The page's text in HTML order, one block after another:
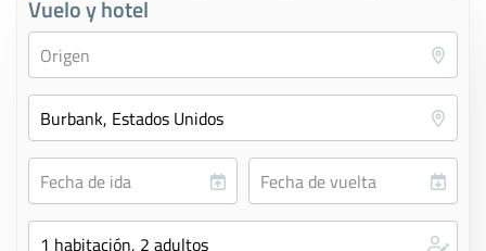
Vuelo y hotel